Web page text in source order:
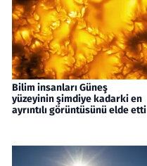
Bilim insanları Güneş
yüzeyinin şimdiye kadarki en
ayrıntılı görüntüsünü elde etti